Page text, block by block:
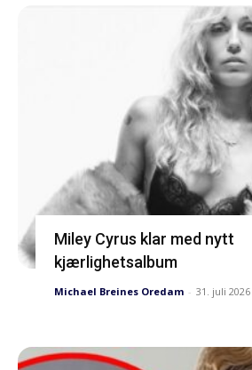
Miley Cyrus klar med nytt
kjærlighetsalbum
Michael Breines Oredam - 31. juli 2026